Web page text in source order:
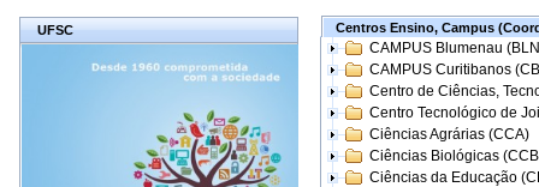
UFSC Centros Ensino, Campus
CAMPUS Blumenau
CAMPUS Curitibanos
Centro de Ciências,
Centro Tecnológico de
Ciências Agrárias (CCA)
Ciências Biológicas
Ciências da Educação